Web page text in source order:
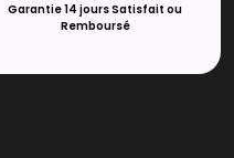
Garantie 14 jours Satisfait ou
Remboursé